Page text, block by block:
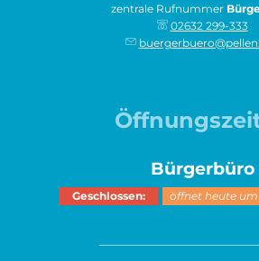
zentrale Rufnummer
02632 299-333
Bürgerbüro
Klicken, um weitere Öffnungs- oder
Geschlossen: öffnet heute